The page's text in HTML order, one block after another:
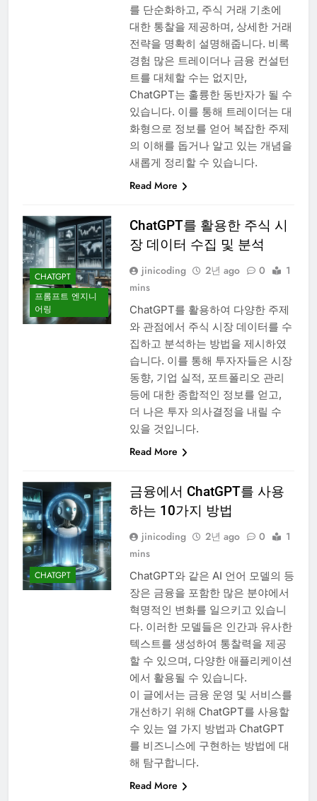
를 단순화하고, 주식 거래 기초에
대한 통찰을 제공하며, 상세한 거래
전략을 명확히 설명해줍니다. 비록
경험 많은 트레이더나 금융 컨설턴
트를 대체할 수는 없지만,
ChatGPT는 훌륭한 동반자가 될 수
있습니다. 이를 통해 트레이더는 대
화형으로 정보를 얻어 복잡한 주제
의 이해를 돕거나 알고 있는 개념을
새롭게 정리할 수 있습니다.
Read More
CHATGPT
프롬프트 엔지니
어링
ChatGPT를 활용한 주식 시
장 데이터 수집 및 분석
jinicoding 2년 ago 0
1
mins
ChatGPT를 활용하여 다양한 주제
와 관점에서 주식 시장 데이터를 수
집하고 분석하는 방법을 제시하였
습니다. 이를 통해 투자자들은 시장
동향, 기업 실적, 포트폴리오 관리
등에 대한 종합적인 정보를 얻고,
더 나은 투자 의사결정을 내릴 수
있을 것입니다.
Read More
CHATGPT
금융에서 ChatGPT를 사용
하는 10가지 방법
jinicoding 2년 ago 0
1
mins
ChatGPT와 같은 AI 언어 모델의 등
장은 금융을 포함한 많은 분야에서
혁명적인 변화를 일으키고 있습니
다. 이러한 모델들은 인간과 유사한
텍스트를 생성하여 통찰력을 제공
할 수 있으며, 다양한 애플리케이션
에서 활용될 수 있습니다.
이 글에서는 금융 운영 및 서비스를
개선하기 위해 ChatGPT를 사용할
수 있는 열 가지 방법과 ChatGPT
를 비즈니스에 구현하는 방법에 대
해 탐구합니다.
Read More